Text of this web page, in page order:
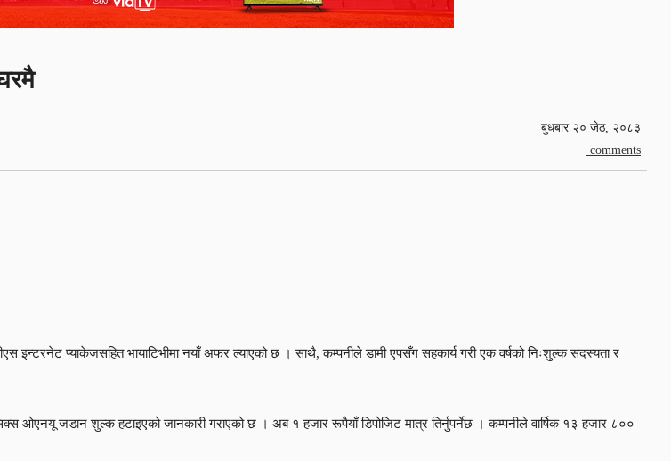
बुधबार २० जेठ, २०८३
comments
इन्टरनेट प्याकेजसहित भायाटिभीमा नयाँ अफर ल्याएको छ । साथै, कम्पनीले डामी एपसँग सहकार्य गरी एक वर्षको निःशुल्क सदस्यता र
ओएनयू जडान शुल्क हटाइएको जानकारी गराएको छ । अब १ हजार रूपैयाँ डिपोजिट मात्र तिर्नुपर्नेछ । कम्पनीले वार्षिक १३ हजार ८००